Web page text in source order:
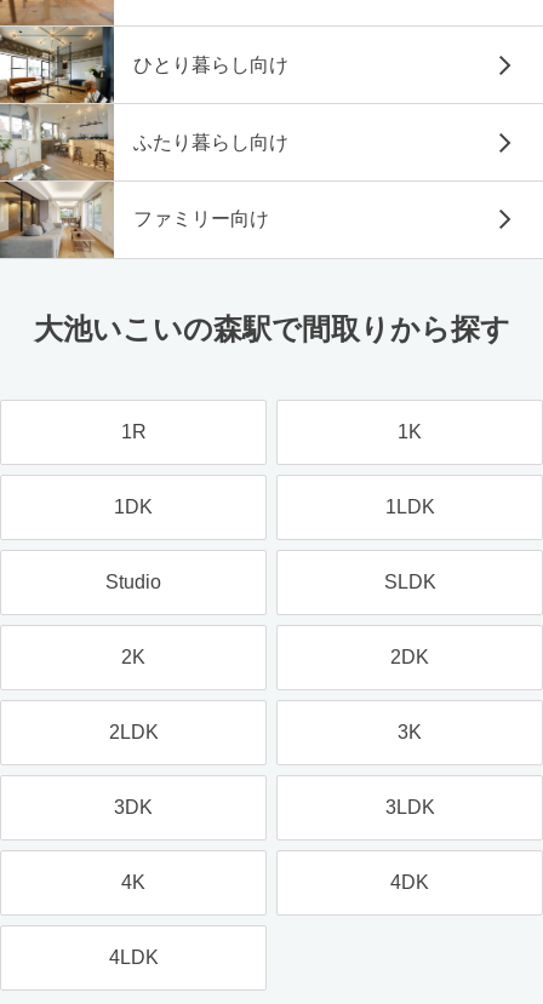
ひとり暮らし向け
ふたり暮らし向け
ファミリー向け
大池いこいの森駅で間取りから探す
1R 1K
1DK 1LDK
Studio SLDK
2K 2DK
2LDK 3K
3DK 3LDK
4K 4DK
4LDK